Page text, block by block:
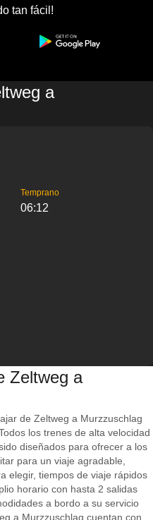
tan fácil!
a
Temprano
06:12
Zeltweg a
de Zeltweg a Murzzuschlag
los trenes de alta velocidad
diseñados para ofrecer a los
para un viaje agradable,
elegir, tiempos de viaje rápidos
horario con hasta 2 salidas
a bordo a su servicio
a Murzzuschlag cuentan con